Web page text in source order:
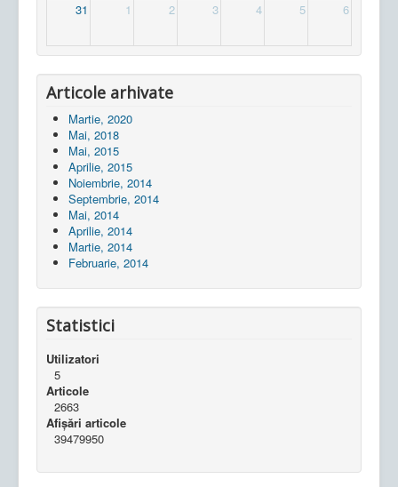
31 1 2 3 4 5 6
Articole arhivate
Martie, 2020
Mai, 2018
Mai, 2015
Aprilie, 2015
Noiembrie, 2014
Septembrie, 2014
Mai, 2014
Aprilie, 2014
Martie, 2014
Februarie, 2014
Statistici
Utilizatori
5
Articole
2663
Afișări articole
39479950